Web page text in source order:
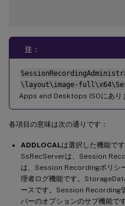
注：
\layout\image-
Apps and Desktops ISOにあり
各項目の意味は次の通りです：
ADDLOCALは選択した機能で
SsRecServerは、Session
は、Session Recordingポリシ
理者ログ機能です。
ースです。Session Recording
バーのオプションのサブ機能